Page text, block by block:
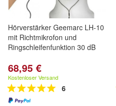
Hörverstärker Geemarc LH-10
mit Richtmikrofon und
Ringschleifenfunktion 30 dB
68,95 €
Kostenloser Versand
6